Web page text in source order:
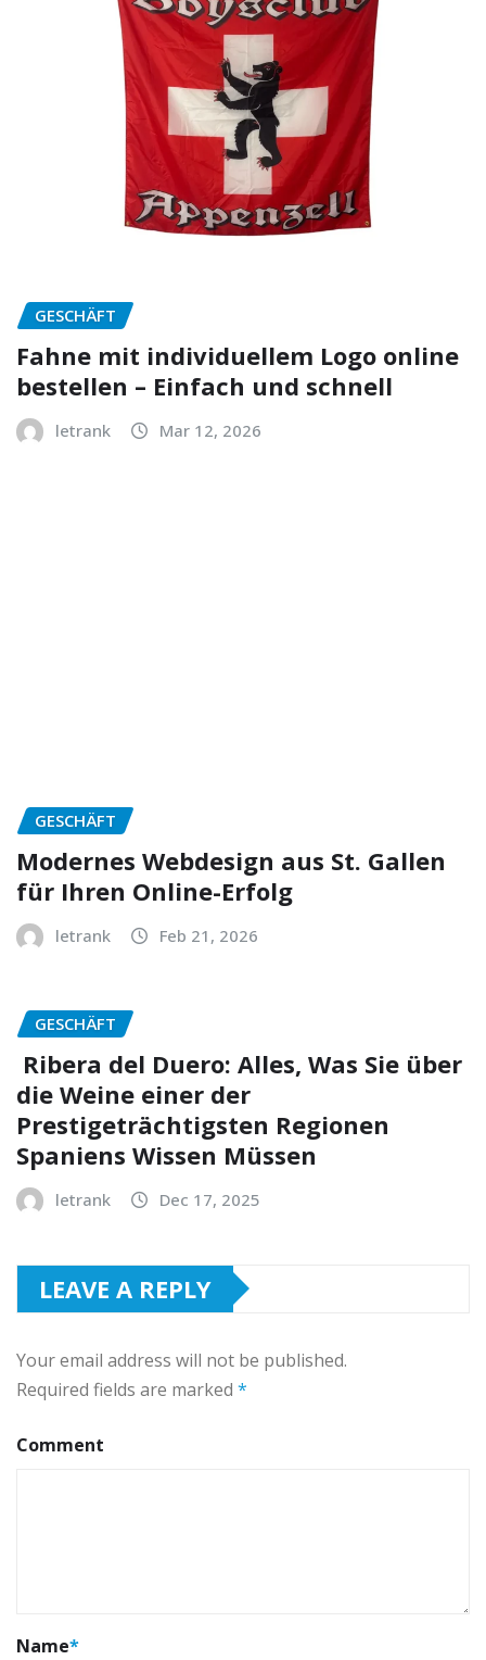
GESCHÄFT
Fahne mit individuellem Logo online
bestellen – Einfach und schnell
letrank Mar 12, 2026
GESCHÄFT
Modernes Webdesign aus St. Gallen
für Ihren Online-Erfolg
letrank Feb 21, 2026
GESCHÄFT
Ribera del Duero: Alles, Was Sie über
die Weine einer der
Prestigeträchtigsten Regionen
Spaniens Wissen Müssen
letrank Dec 17, 2025
LEAVE A REPLY
Your email address will not be published.
Required fields are marked *
Comment
Name*